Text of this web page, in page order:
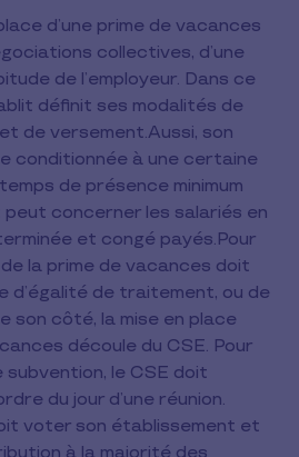
d’une prime de vacances
collectives, d’une
de l’employeur. Dans ce
définit ses modalités de
de versement.Aussi, son
conditionnée à une certaine
de présence minimum
peut concerner les salariés en
et congé payés.Pour
la prime de vacances doit
d’égalité de traitement, ou de
son côté, la mise en place
découle du CSE. Pour
le CSE doit
du jour d’une réunion.
voter son établissement et
à la majorité des